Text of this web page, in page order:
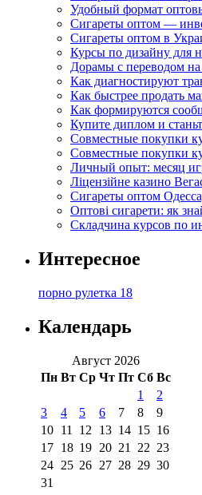
Удобный формат
Сигареты оптом —
Сигареты оптом в
Курсы по дизайну для
Дорамы с переводом
Как диагностируют
Как быстрее продать
Как формируются
Купите диплом и
Совместные покупки
Совместные покупки
Личный опыт: месяц
Ліцензійне казино
Сигареты оптом
Оптові сигарети: як
Складчина курсов по
Интересное
порно рулетка 18
Календарь
Август 2026
Пн Вт Ср Чт Пт Сб Вс
1
2
3
4 5 6 7 8
9
10 11 12 13 14 15 16
17 18 19 20 21 22 23
24 25 26 27 28 29 30
31